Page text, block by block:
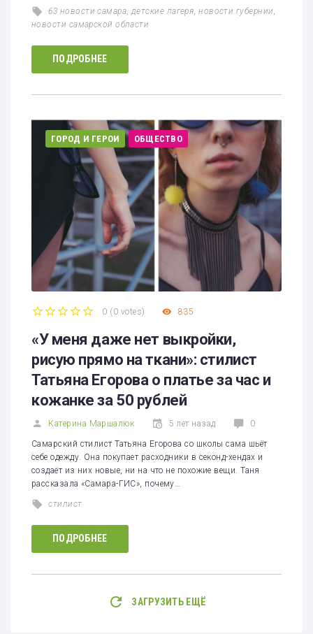
63 новости самара ,детские лагеря ,новости губернии
новости самарской области
ПОДРОБНЕЕ
ГОРОД И ГЕРОИ ОБЩЕСТВО
0 (0 votes) 835
«У меня даже нет выкройки,
рисую прямо на ткани»: стилист
Татьяна Егорова о платье за час и
кожанке за 50 рублей
Катерина Маршалюк 5 лет назад 0
Самарский стилист Татьяна Егорова со школы сама шьёт
себе одежду. Она покупает расходники в секонд-хендах и
создаёт из них новые, ни на что не похожие вещи. Таня
рассказала «Самара-ГИС», почему…
стилист
ПОДРОБНЕЕ
ЗАГРУЗИТЬ ЕЩЁ